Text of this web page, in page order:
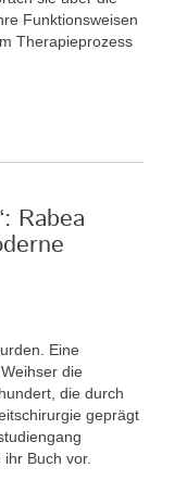
Funktionsweisen
Therapieprozess
Rabea
Eine
die
die durch
geprägt
ihr Buch vor.